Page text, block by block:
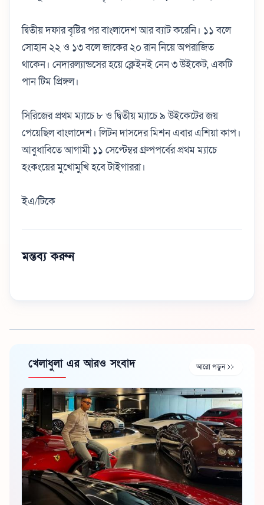
দ্বিতীয় দফার বৃষ্টির পর বাংলাদেশ আর ব্যাট করেনি। ১১ বলে
সোহান ২২ ও ১৩ বলে জাকের ২০ রান নিয়ে অপরাজিত
থাকেন। নেদারল্যান্ডসের হয়ে ক্লেইনই নেন ৩ উইকেট, একটি
পান টিম প্রিঙ্গল।
সিরিজের প্রথম ম্যাচে ৮ ও দ্বিতীয় ম্যাচে ৯ উইকেটের জয়
পেয়েছিল বাংলাদেশ। লিটন দাসদের মিশন এবার এশিয়া কাপ।
আবুধাবিতে আগামী ১১ সেপ্টেম্বর গ্রুপপর্বের প্রথম ম্যাচে
হংকংয়ের মুখোমুখি হবে টাইগাররা।
ইএ/টিকে
মন্তব্য করুন
খেলাধুলা এর আরও সংবাদ আরো পড়ুন